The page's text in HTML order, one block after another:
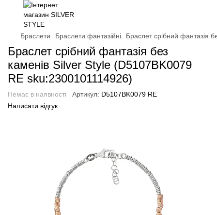
Браслети Браслети фантазійні Браслет срібний фантазія
Браслет срібний фантазія без
каменів Silver Style (D5107BK0079
RE sku:2300101114926)
Немає в наявності Артикул: D5107BK0079 RE
Написати відгук